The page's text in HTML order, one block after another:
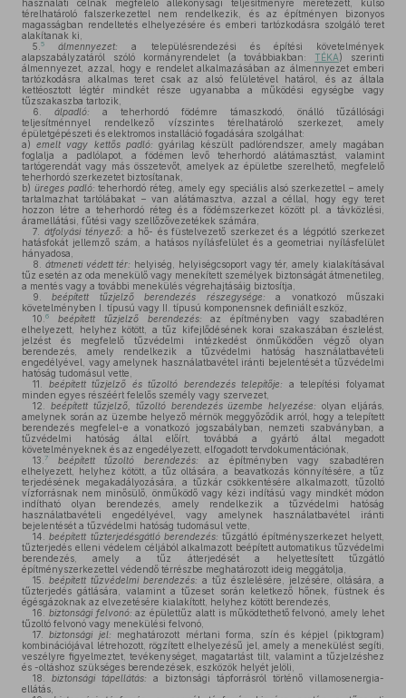
használati célnak megfelelő állékonysági teljesítményre méretezett, külső
térelhatároló falszerkezettel nem rendelkezik, és az építményen bizonyos
magasságban rendeltetés elhelyezésére és emberi tartózkodásra szolgáló teret
alakítanak ki,
5. 5 álmennyezet: a településrendezési és építési követelmények
alapszabályzatáról szóló kormányrendelet (a továbbiakban: TÉKA) szerinti
álmennyezet, azzal, hogy e rendelet alkalmazásában az álmennyezet emberi
tartózkodásra alkalmas teret csak az alsó felületével határol, és az általa
kettéosztott légtér mindkét része ugyanabba a működési egységbe vagy
tűzszakaszba tartozik,
6.
álpadló: a teherhordó födémre támaszkodó, önálló tűzállósági
teljesítménnyel rendelkező vízszintes térelhatároló szerkezet, amely
épületgépészeti és elektromos installáció fogadására szolgálhat:
a)
emelt vagy kettős padló: gyárilag készült padlórendszer, amely magában
foglalja a padlólapot, a födémen levő teherhordó alátámasztást, valamint
tartógerendát vagy más összetevőt, amelyek az épületbe szerelhető, megfelelő
teherhordó szerkezetet biztosítanak,
b) üreges padló: teherhordó réteg, amely egy speciális alsó szerkezettel – amely
tartalmazhat tartólábakat – van alátámasztva, azzal a céllal, hogy egy teret
hozzon létre a teherhordó réteg és a födémszerkezet között pl. a távközlési,
áramellátási, fűtési vagy szellőzővezetékek számára,
7.
átfolyási tényező: a hő- és füstelvezető szerkezet és a légpótló szerkezet
hatásfokát jellemző szám, a hatásos nyílásfelület és a geometriai nyílásfelület
hányadosa,
8.
átmeneti védett tér: helyiség, helyiségcsoport vagy tér, amely kialakításával
tűz esetén az oda menekülő vagy menekített személyek biztonságát átmenetileg,
a mentés vagy a további menekülés végrehajtásáig biztosítja,
9.
beépített tűzjelző berendezés részegysége: a vonatkozó műszaki
követelményben I. típusú vagy II. típusú komponensnek definiált eszköz,
10. 6 beépített tűzjelző berendezés: az építményben vagy szabadtéren
elhelyezett, helyhez kötött, a tűz kifejlődésének korai szakaszában észlelést,
jelzést és megfelelő tűzvédelmi intézkedést önműködően végző olyan
berendezés, amely rendelkezik a tűzvédelmi hatóság használatbavételi
engedélyével, vagy amelynek használatbavétel iránti bejelentését a tűzvédelmi
hatóság tudomásul vette,
11.
beépített tűzjelző és tűzoltó berendezés telepítője:
a telepítési folyamat
minden egyes részéért felelős személy vagy szervezet,
12.
beépített tűzjelző, tűzoltó berendezés üzembe helyezése: olyan eljárás,
amelynek során az üzembe helyező mérnök meggyőződik arról, hogy a telepített
berendezés megfelel-e a vonatkozó jogszabályban, nemzeti szabványban, a
tűzvédelmi hatóság által előírt, továbbá a gyártó által megadott
követelményeknek és az engedélyezett, elfogadott tervdokumentációnak,
13. 7 beépített tűzoltó berendezés: az építményben vagy szabadtéren
elhelyezett, helyhez kötött, a tűz oltására, a beavatkozás könnyítésére, a tűz
terjedésének megakadályozására, a tűzkár csökkentésére alkalmazott, tűzoltó
vízforrásnak nem minősülő, önműködő vagy kézi indítású vagy mindkét módon
indítható olyan berendezés, amely rendelkezik a tűzvédelmi hatóság
használatbavételi engedélyével, vagy amelynek használatbavétel iránti
bejelentését a tűzvédelmi hatóság tudomásul vette,
14.
beépített tűzterjedésgátló berendezés: tűzgátló építményszerkezet helyett,
tűzterjedés elleni védelem céljából alkalmazott beépített automatikus tűzvédelmi
berendezés, amely a tűz átterjedését a helyettesített tűzgátló
építményszerkezettel védendő térrészbe meghatározott ideig meggátolja,
15.
beépített tűzvédelmi berendezés: a tűz észlelésére, jelzésére, oltására, a
tűzterjedés gátlására, valamint a tűzeset során keletkező hőnek, füstnek és
égésgázoknak az elvezetésére kialakított, helyhez kötött berendezés,
16.
biztonsági felvonó: az épülettűz alatt is működtethető felvonó, amely lehet
tűzoltó felvonó vagy menekülési felvonó,
17.
biztonsági jel: meghatározott mértani forma, szín és képjel (piktogram)
kombinációjával létrehozott, rögzített elhelyezésű jel, amely a menekülést segíti,
veszélyre figyelmeztet, tevékenységet, magatartást tilt, valamint a tűzjelzéshez
és -oltáshoz szükséges berendezések, eszközök helyét jelöli,
18.
biztonsági tápellátás: a biztonsági tápforrásról történő villamosenergia-
ellátás,